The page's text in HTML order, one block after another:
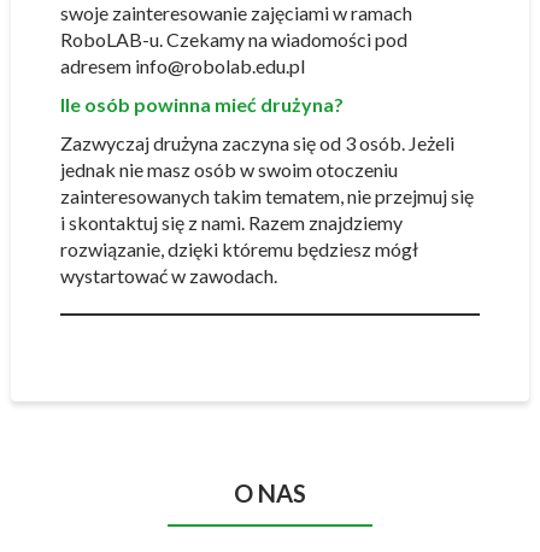
swoje zainteresowanie zajęciami w ramach
RoboLAB-u. Czekamy na wiadomości pod
adresem info@robolab.edu.pl
Ile osób powinna mieć drużyna?
Zazwyczaj drużyna zaczyna się od 3 osób. Jeżeli
jednak nie masz osób w swoim otoczeniu
zainteresowanych takim tematem, nie przejmuj się
i skontaktuj się z nami. Razem znajdziemy
rozwiązanie, dzięki któremu będziesz mógł
wystartować w zawodach.
O NAS